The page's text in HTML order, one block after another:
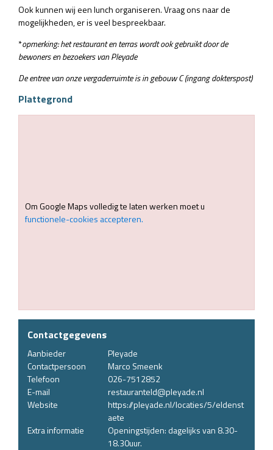
Ook kunnen wij een lunch organiseren. Vraag ons naar de
mogelijkheden, er is veel bespreekbaar.
*opmerking: het restaurant en terras wordt ook gebruikt door de
bewoners en bezoekers van Pleyade
De entree van onze vergaderruimte is in gebouw C (ingang dokterspost)
Plattegrond
Om Google Maps volledig te laten werken moet u
functionele-cookies accepteren.
Contactgegevens
Aanbieder
Pleyade
Contactpersoon
Marco Smeenk
Telefoon
026-7512852
E-mail
restauranteld@pleyade.nl
Website
https://pleyade.nl/locaties/5/eldenst
aete
Extra informatie
Openingstijden: dagelijks van 8.30-
18.30uur.